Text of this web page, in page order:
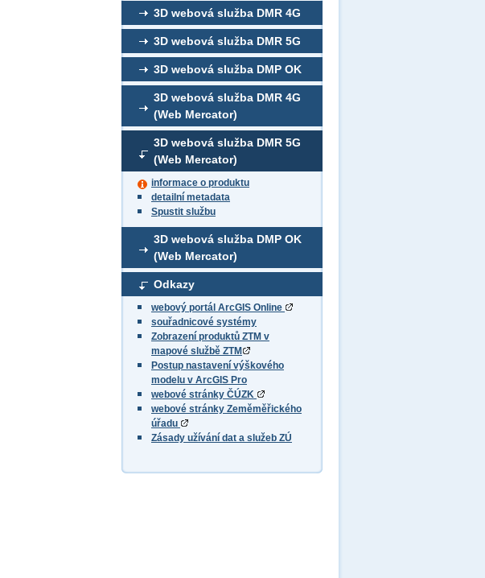
3D webová služba DMR 4G
3D webová služba DMR 5G
3D webová služba DMP OK
3D webová služba DMR 4G
(Web Mercator)
3D webová služba DMR 5G
(Web Mercator)
informace o produktu
detailní metadata
Spustit službu
3D webová služba DMP OK
(Web Mercator)
Odkazy
webový portál ArcGIS Online
souřadnicové systémy
Zobrazení produktů ZTM v
mapové službě ZTM
Postup nastavení výškového
modelu v ArcGIS Pro
webové stránky ČÚZK
webové stránky Zeměměřického
úřadu
Zásady užívání dat a služeb ZÚ